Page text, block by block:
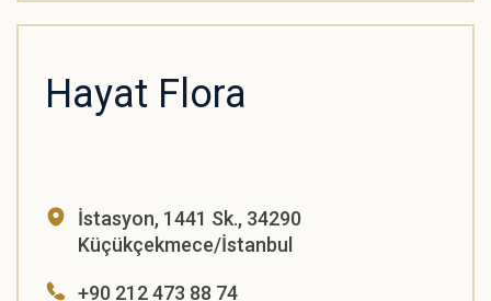
Hayat Flora
İstasyon, 1441 Sk., 34290
Küçükçekmece/İstanbul
+90 212 473 88 74